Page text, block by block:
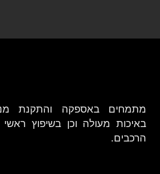
מתמחים באספקה והתקנת
באיכות מעולה וכן בשיפוץ ראשי
הרכבים.